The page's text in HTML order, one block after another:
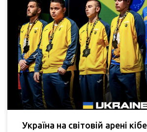
Україна на світовій арені